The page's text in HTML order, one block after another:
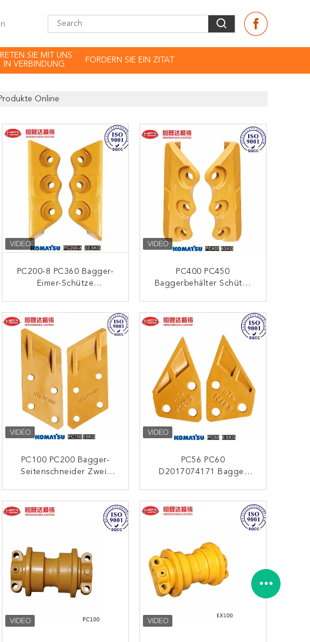
TRETEN SIE MIT UNS
IN VERBINDUNG
FORDERN SIE EIN ZITAT
Online
PC200-8 PC360 Bagger-
Eimer-Schütze
KONTAKT
PC400 PC450
Baggerbehälter Schütze
KONTAKT
PC100 PC200 Bagger-
Seitenschneider Zwei-
KONTAKT
PC56 PC60
D2017074171 Bagger
Schlammwasser
KONTAKT